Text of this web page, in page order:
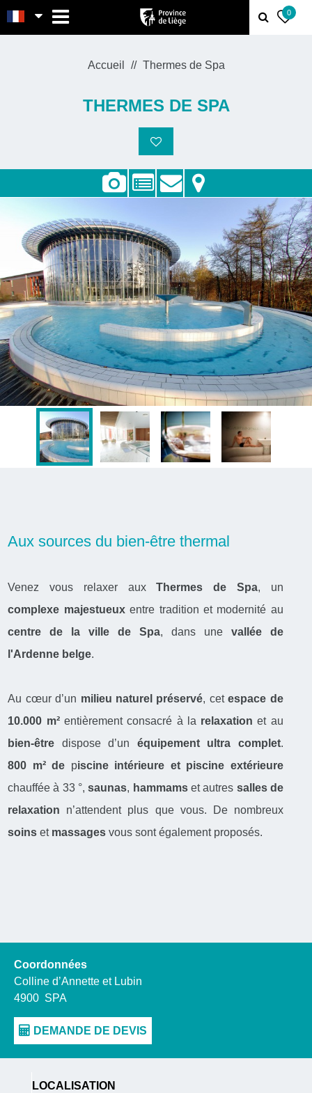
0
Accueil Thermes de Spa
THERMES DE SPA
Aux sources du bien-être thermal
Venez vous relaxer auxThermes de Spa, un
complexe majestueuxentre tradition et modernité au
centre de la ville de Spa, dans une vallée de
l'Ardenne belge.
Au cœur d’un milieu naturel préservé, cetespace de
10.000 m²entièrement consacré à la relaxation et au
bien-être dispose d’un équipement ultra complet.
800 m² de piscine intérieure et piscine extérieure
chauffée à 33 °,saunas, hammamset autres salles de
relaxation n’attendent plus que vous. De nombreux
soins et massages vous sont également proposés.
Coordonnées
Colline d’Annette et Lubin
4900 SPA
LOCALISATION